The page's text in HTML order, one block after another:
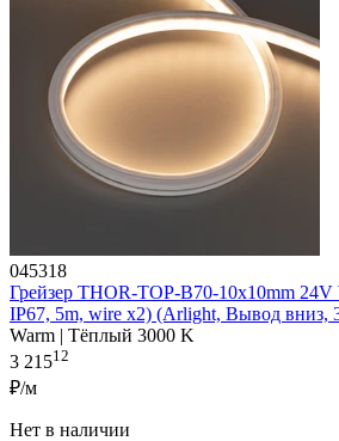
045318
Грейзер THOR-TOP-B70-10x10mm 24V
IP67, 5m, wire x2) (Arlight, Вывод вниз,
Warm | Тёплый 3000 K
3 21512
₽/м
Нет в наличии